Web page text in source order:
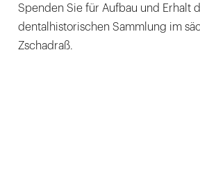
Spenden Sie für Aufbau und Erhalt
dentalhistorischen Sammlung im
Zschadraß.